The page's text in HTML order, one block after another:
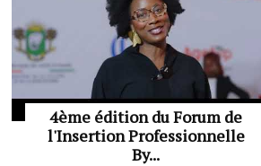
4ème édition du Forum de
l'Insertion Professionnelle
By...